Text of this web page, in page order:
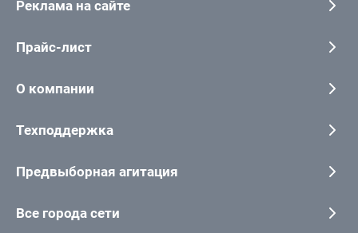
Реклама на сайте
Прайс-лист
О компании
Техподдержка
Предвыборная агитация
Все города сети